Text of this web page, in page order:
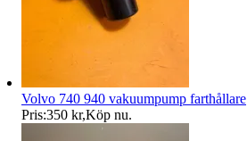
Volvo 740 940 vakuumpump farthållare
Pris:350 kr,Köp nu.